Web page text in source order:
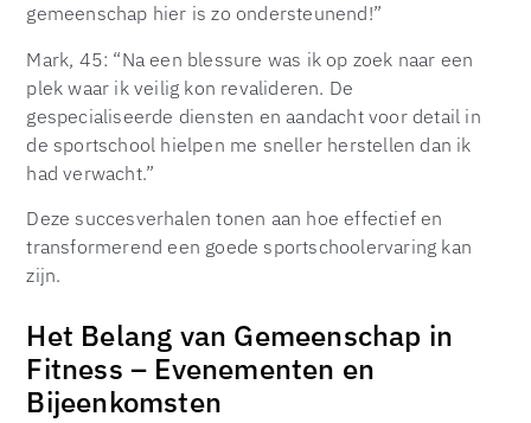
gemeenschap hier is zo ondersteunend!”
Mark, 45: “Na een blessure was ik op zoek naar een
plek waar ik veilig kon revalideren. De
gespecialiseerde diensten en aandacht voor detail in
de sportschool hielpen me sneller herstellen dan ik
had verwacht.”
Deze succesverhalen tonen aan hoe effectief en
transformerend een goede sportschoolervaring kan
zijn.
Het Belang van Gemeenschap in
Fitness – Evenementen en
Bijeenkomsten